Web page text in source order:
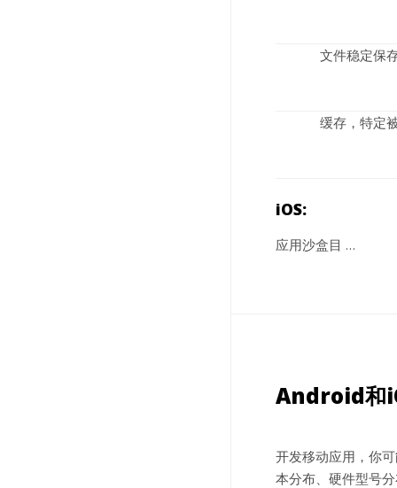
文件稳定保
缓存，特定
iOS:
应用沙盒目 …
Android和
开发移动应用，你
本分布、硬件型号